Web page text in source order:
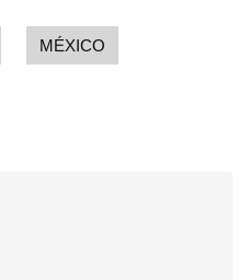
MÉXICO